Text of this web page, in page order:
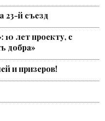
23-й съезд
лет проекту, с
добра»
и призеров!